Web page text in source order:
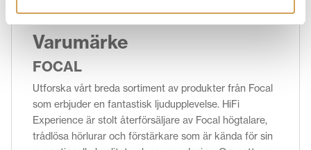
Varumärke
FOCAL
Utforska vårt breda sortiment av produkter från Focal
som erbjuder en fantastisk ljudupplevelse. HiFi
Experience är stolt återförsäljare av Focal högtalare,
trådlösa hörlurar och förstärkare som är kända för sin